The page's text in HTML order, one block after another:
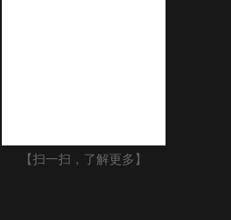
【扫一扫，了解更多】